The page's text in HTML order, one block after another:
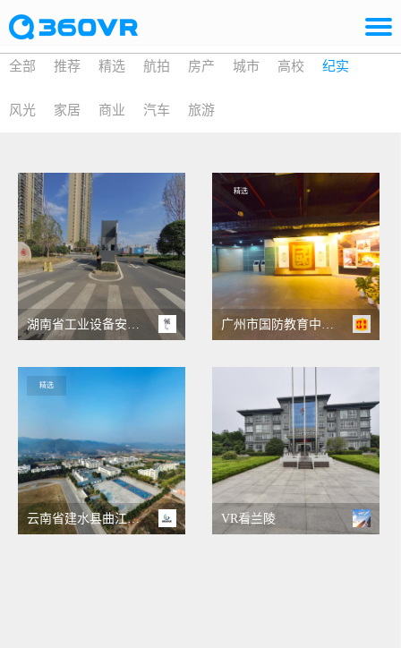
全部 推荐 精选 航拍 房产 城市 高校 纪实
风光 家居 商业 汽车 旅游
湖南省工业设备安装有限公司
精选
广州市国防教育中心VR云展
精选
云南省建水县曲江中学 VR看兰陵